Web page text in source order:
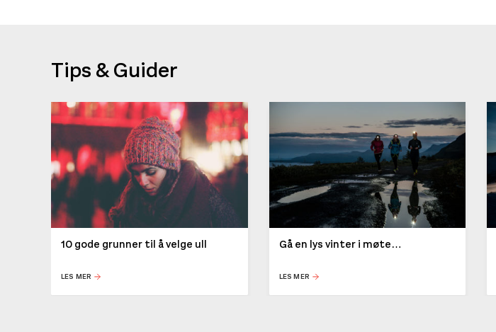
Tips & Guider
10 gode grunner til å velge ull
LES MER
Gå en lys vinter i møte…
LES MER